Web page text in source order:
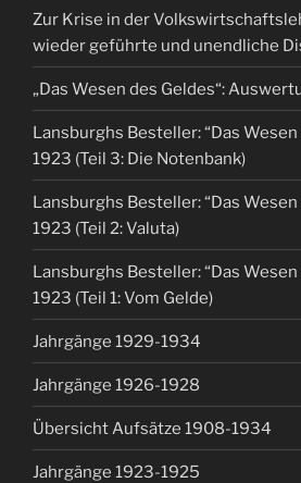
Zur Krise in der
wieder geführte und unendliche
„Das Wesen des Geldes“:
Lansburghs Besteller: “Das Wesen
1923 (Teil 3: Die Notenbank)
Lansburghs Besteller: “Das Wesen
1923 (Teil 2: Valuta)
Lansburghs Besteller: “Das Wesen
1923 (Teil 1: Vom Gelde)
Jahrgänge 1929-1934
Jahrgänge 1926-1928
Übersicht Aufsätze 1908-1934
Jahrgänge 1923-1925